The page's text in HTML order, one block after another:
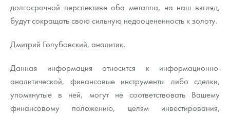
долгосрочной перспективе оба металла, на наш взгляд,
будут сокращать свою сильную недооцененность к золоту.
Дмитрий Голубовский, аналитик.
Данная информация относится к информационно-
аналитической, финансовые инструменты либо сделки,
упомянутые в ней, могут не соответствовать Вашему
финансовому положению, целям инвестирования,